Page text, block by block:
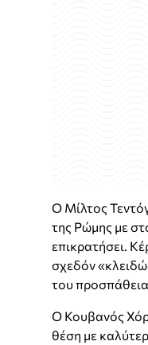
Ο Μίλτος
της Ρώμης με
επικρατήσει.
σχεδόν
του προσπάθεια.
Ο Κουβανός
θέση με